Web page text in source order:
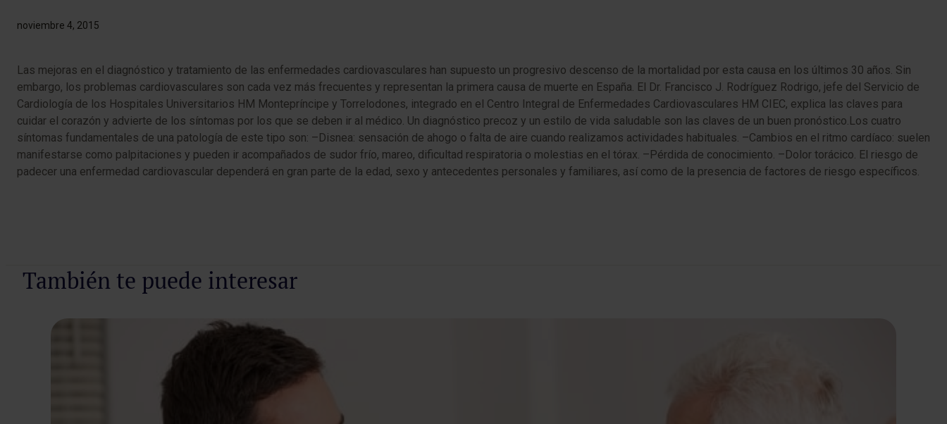
noviembre 4, 2015
Las mejoras en el diagnóstico y tratamiento de las enfermedades cardiovasculares han supuesto un progresivo descenso de la mortalidad por esta causa en los últimos 30 años. Sin
embargo, los problemas cardiovasculares son cada vez más frecuentes y representan la primera causa de muerte en España. El Dr. Francisco J. Rodríguez Rodrigo, jefe del Servicio de
Cardiología de los Hospitales Universitarios HM Montepríncipe y Torrelodones, integrado en el Centro Integral de Enfermedades Cardiovasculares HM CIEC, explica las claves para
cuidar el corazón y advierte de los síntomas por los que se deben ir al médico. Un diagnóstico precoz y un estilo de vida saludable son las claves de un buen pronóstico.​Los cuatro
síntomas fundamentales de una patología de este tipo son: –Disnea: sensación de ahogo o falta de aire cuando realizamos actividades habituales. –Cambios en el ritmo cardíaco: suelen
manifestarse como palpitaciones y pueden ir acompañados de sudor frío, mareo, dificultad respiratoria o molestias en el tórax. –Pérdida de conocimiento. –Dolor torácico. El riesgo de
padecer una enfermedad cardiovascular dependerá en gran parte de la edad, sexo y antecedentes personales y familiares, así como de la presencia de factores de riesgo específicos.​
También te puede interesar